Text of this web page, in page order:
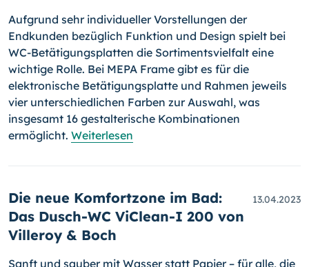
Aufgrund sehr individueller Vorstellungen der
Endkunden bezüglich Funktion und Design spielt bei
WC-Betätigungsplatten die Sortimentsvielfalt eine
wichtige Rolle. Bei MEPA Frame gibt es für die
elektronische Betätigungsplatte und Rahmen jeweils
vier unterschiedlichen Farben zur Auswahl, was
insgesamt 16 gestalterische Kombinationen
ermöglicht. Weiterlesen
Die neue Komfortzone im Bad:
Das Dusch-WC ViClean-I 200 von
Villeroy & Boch
13.04.2023
Sanft und sauber mit Wasser statt Papier – für alle, die